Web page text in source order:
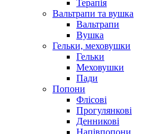
Терапія
Вальтрапи та вушка
Вальтрапи
Вушка
Гельки, меховушки
Гельки
Меховушки
Пади
Попони
Флісові
Прогулянкові
Денникові
Напівпопони